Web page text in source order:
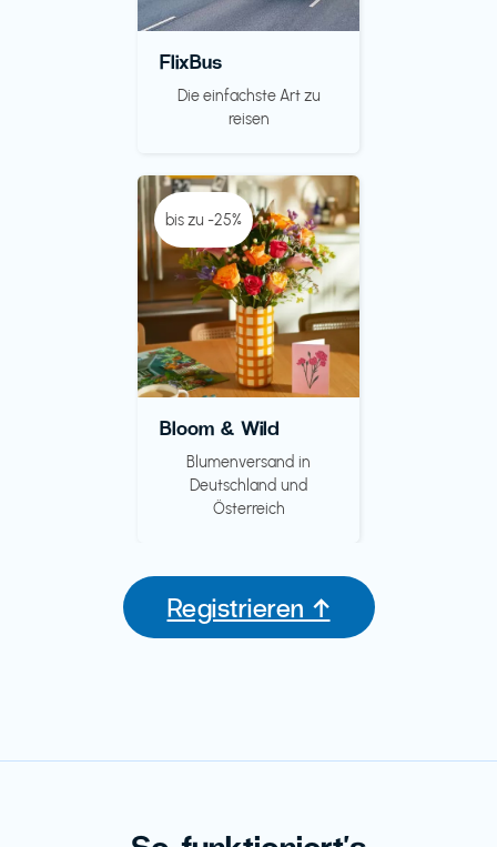
FlixBus
Die einfachste Art zu
reisen
bis zu -25%
Bloom & Wild
Blumenversand in
Deutschland und
Österreich
Registrieren ↑